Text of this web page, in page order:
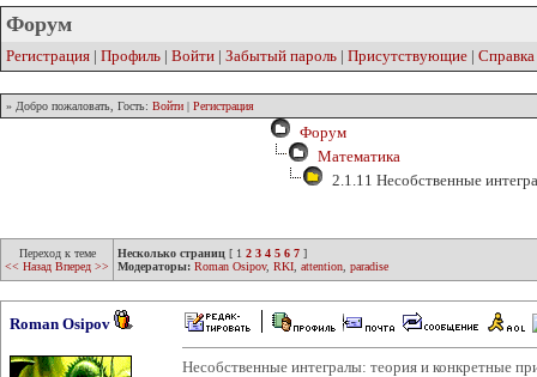
Форум
Регистрация | Профиль | Войти | Забытый пароль | Присутствующие | Справка
» Добро пожаловать, Гость: Войти | Регистрация
Форум
Математика
2.1.11 Несобственные
Переход к теме
<< Назад Вперед >>
Несколько страниц [ 1 2 3 4 5 6 7 ]
Модераторы: Roman Osipov, RKI attention paradise
Roman Osipov
Несобственные интегралы: теория и конкретные